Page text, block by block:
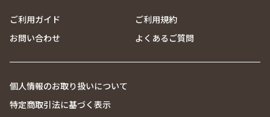
ご利用ガイド
ご利用規約
お問い合わせ
よくあるご質問
個人情報のお取り扱いについて
特定商取引法に基づく表示